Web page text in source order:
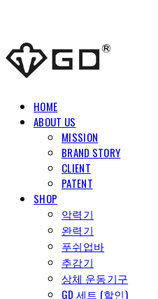
HOME
ABOUT US
MISSION
BRAND STORY
CLIENT
PATENT
SHOP
악력기
완력기
푸쉬업바
추감기
상체 운동기구
GD 세트 (할인)